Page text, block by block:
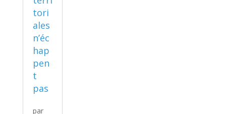
tori
ales
n’éc
hap
pen
t
pas
par